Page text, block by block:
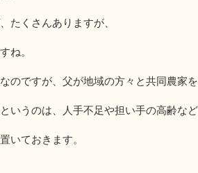
たくさんありますが、
ね。
のですが、父が地域の方々と共同農家を
いうのは、人手不足や担い手の高齢な
いておきます。